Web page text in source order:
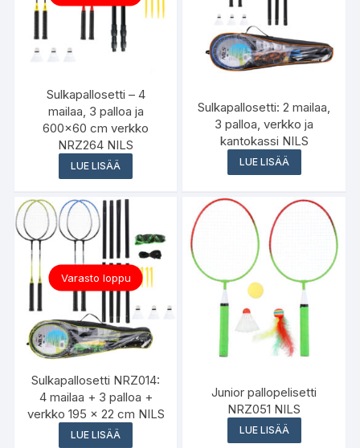
Sulkapallosetti – 4
mailaa, 3 palloa ja
600×60 cm verkko
NRZ264 NILS
LUE LISÄÄ
Sulkapallosetti: 2 mailaa,
3 palloa, verkko ja
kantokassi NILS
LUE LISÄÄ
Varasto loppu
Sulkapallosetti NRZ014:
4 mailaa + 3 palloa +
verkko 195 x 22 cm NILS
LUE LISÄÄ
Junior pallopelisetti
NRZ051 NILS
LUE LISÄÄ